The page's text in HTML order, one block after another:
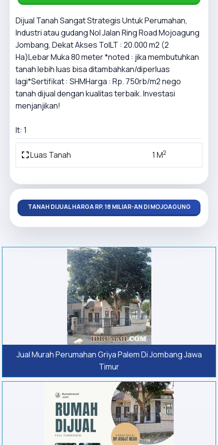
Dijual Tanah Sangat Strategis Untuk Perumahan,
Industri atau gudang Nol Jalan Ring Road Mojoagung
Jombang, Dekat Akses TolLT : 20.000 m2 (2
Ha)Lebar Muka 80 meter *noted : jika membutuhkan
tanah lebih luas bisa ditambahkan/diperluas
lagi*Sertifikat : SHMHarga : Rp. 750rb/m2 nego
tanah dijual dengan kualitas terbaik. Investasi
menjanjikan!
lt: 1
Luas Tanah 1 M2
TANAH DIJUAL HARGA RP. 18 MILIAR-AN DI MOJOAGUNG
Jual Murah Perumahan Griya Palem Di Jombang Jawa
Timur